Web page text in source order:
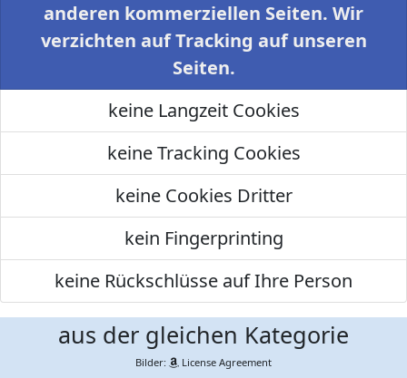
anderen kommerziellen Seiten. Wir
verzichten auf Tracking auf unseren
Seiten.
keine Langzeit Cookies
keine Tracking Cookies
keine Cookies Dritter
kein Fingerprinting
keine Rückschlüsse auf Ihre Person
aus der gleichen Kategorie
Bilder: License Agreement